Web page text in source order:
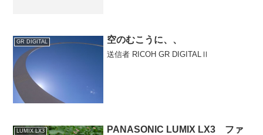
GR DIGITAL 空のむこうに、、
送信者 RICOH GR DIGITALⅡ
LUMIX LX3
PANASONIC LUMIX LX3 ファ